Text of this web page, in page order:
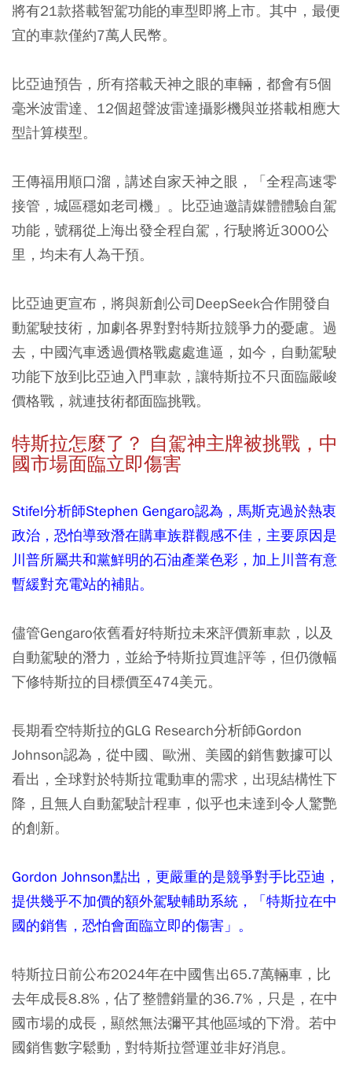
將有21款搭載智駕功能的車型即將上市。其中，最便
宜的車款僅約7萬人民幣。
比亞迪預告，所有撘載天神之眼的車輛，都會有5個
毫米波雷達、12個超聲波雷達攝影機與並搭載相應大
型計算模型。
王傳福用順口溜，講述自家天神之眼，「全程高速零
接管，城區穩如老司機」。比亞迪邀請媒體體驗自駕
功能，號稱從上海出發全程自駕，行駛將近3000公
里，均未有人為干預。
比亞迪更宣布，將與新創公司DeepSeek合作開發自
動駕駛技術，加劇各界對對特斯拉競爭力的憂慮。過
去，中國汽車透過價格戰處處進逼，如今，自動駕駛
功能下放到比亞迪入門車款，讓特斯拉不只面臨嚴峻
價格戰，就連技術都面臨挑戰。
特斯拉怎麼了？ 自駕神主牌被挑戰，中
國市場面臨立即傷害
Stifel分析師Stephen Gengaro認為，馬斯克過於熱衷
政治，恐怕導致潛在購車族群觀感不佳，主要原因是
川普所屬共和黨鮮明的石油產業色彩，加上川普有意
暫緩對充電站的補貼。
儘管Gengaro依舊看好特斯拉未來評價新車款，以及
自動駕駛的潛力，並給予特斯拉買進評等，但仍微幅
下修特斯拉的目標價至474美元。
長期看空特斯拉的GLG Research分析師Gordon
Johnson認為，從中國、歐洲、美國的銷售數據可以
看出，全球對於特斯拉電動車的需求，出現結構性下
降，且無人自動駕駛計程車，似乎也未達到令人驚艷
的創新。
Gordon Johnson點出，更嚴重的是競爭對手比亞迪，
提供幾乎不加價的額外駕駛輔助系統，「特斯拉在中
國的銷售，恐怕會面臨立即的傷害」。
特斯拉日前公布2024年在中國售出65.7萬輛車，比
去年成長8.8%，佔了整體銷量的36.7%，只是，在中
國市場的成長，顯然無法彌平其他區域的下滑。若中
國銷售數字鬆動，對特斯拉營運並非好消息。